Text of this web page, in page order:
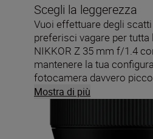
Scegli la leggerezza
Vuoi effettuare degli
preferisci vagare per tutta
NIKKOR Z 35 mm f/1.4
mantenere la tua
fotocamera davvero
potrai andare ovunque e
Mostra di più